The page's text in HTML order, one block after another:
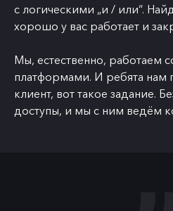
с логическими „и / или“.
хорошо у вас работает и
Мы, естественно, работаем
платформами. И ребята нам
клиент, вот такое задание.
доступы, и мы с ним ведём